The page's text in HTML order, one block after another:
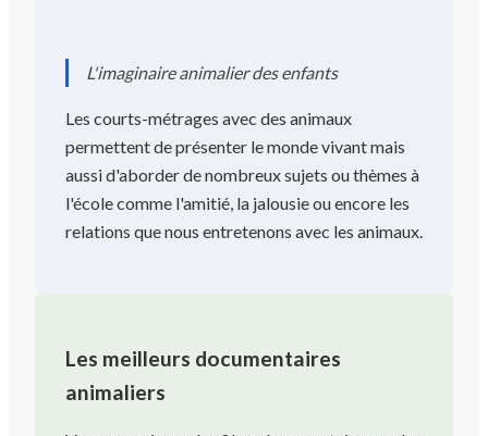
L'imaginaire animalier des enfants
Les courts-métrages avec des animaux
permettent de présenter le monde vivant mais
aussi d'aborder de nombreux sujets ou thèmes à
l'école comme l'amitié, la jalousie ou encore les
relations que nous entretenons avec les animaux.
Les meilleurs documentaires
animaliers